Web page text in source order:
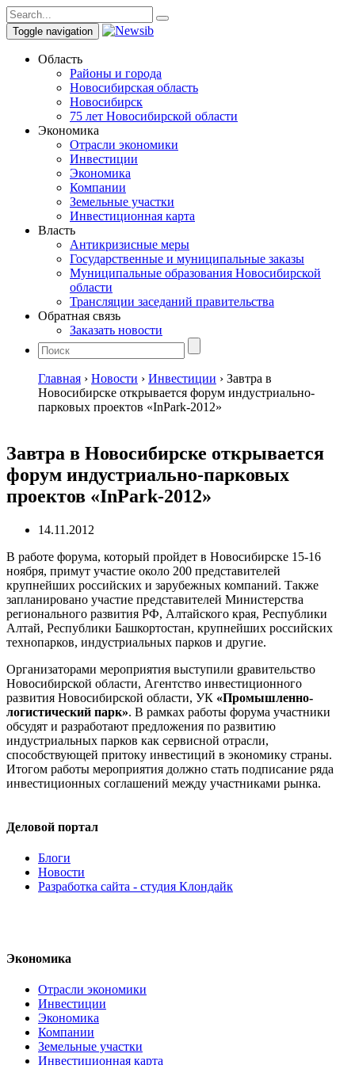
Toggle navigation
Область
Районы и города
Новосибирская область
Новосибирск
75 лет Новосибирской области
Экономика
Отрасли экономики
Инвестиции
Экономика
Компании
Земельные участки
Инвестиционная карта
Власть
Антикризисные меры
Государственные и муниципальные заказы
Муниципальные образования Новосибирской
области
Трансляции заседаний правительства
Обратная связь
Заказать новости
Главная › Новости › Инвестиции › Завтра в
Новосибирске открывается форум индустриально-
парковых проектов «InPark-2012»
Завтра в Новосибирске открывается
форум индустриально-парковых
проектов «InPark-2012»
14.11.2012
В работе форума, который пройдет в Новосибирске 15-16
ноября, примут участие около 200 представителей
крупнейших российских и зарубежных компаний. Также
запланировано участие представителей Министерства
регионального развития РФ, Алтайского края, Республики
Алтай, Республики Башкортостан, крупнейших российских
технопарков, индустриальных парков и другие.
Организаторами мероприятия выступили gравительство
Новосибирской области, Агентство инвестиционного
развития Новосибирской области, УК «Промышленно-
логистический парк». В рамках работы форума участники
обсудят и разработают предложения по развитию
индустриальных парков как сервисной отрасли,
способствующей притоку инвестиций в экономику страны.
Итогом работы мероприятия должно стать подписание ряда
инвестиционных соглашений между участниками рынка.
Деловой портал
Блоги
Новости
Разработка сайта - студия Клондайк
Экономика
Отрасли экономики
Инвестиции
Экономика
Компании
Земельные участки
Инвестиционная карта